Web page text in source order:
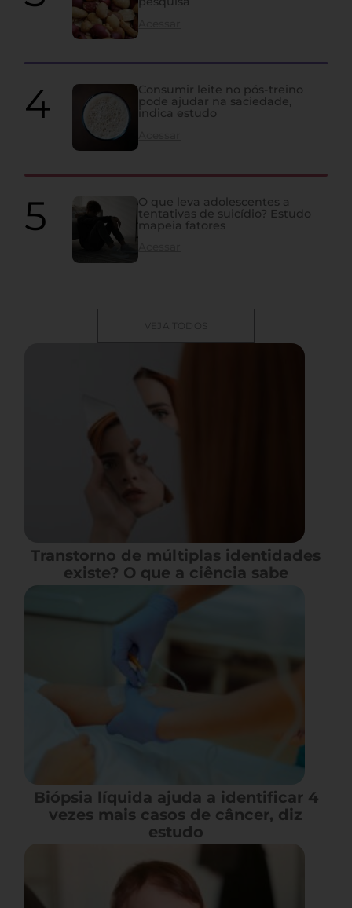
Consumir leite no pós-treino
pode ajudar na saciedade,
indica estudo
O que leva adolescentes a
tentativas de suicídio? Estudo
mapeia fatores
VEJA TODOS
Transtorno de múltiplas identidades
existe? O que a ciência sabe
Biópsia líquida ajuda a identificar 4
vezes mais casos de câncer, diz
estudo